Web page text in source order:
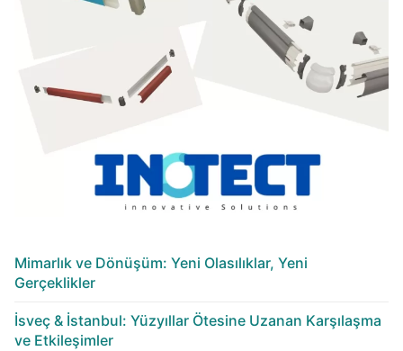
Mimarlık ve Dönüşüm: Yeni Olasılıklar, Yeni
Gerçeklikler
İsveç & İstanbul: Yüzyıllar Ötesine Uzanan Karşılaşma
ve Etkileşimler